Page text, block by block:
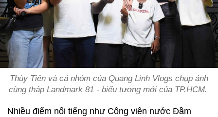
Thùy Tiên và cả nhóm của Quang Linh Vlogs chụp ảnh
cùng tháp Landmark 81 - biểu tượng mới của TP.HCM.
Nhiều điểm nổi tiếng như Công viên nước Đầm